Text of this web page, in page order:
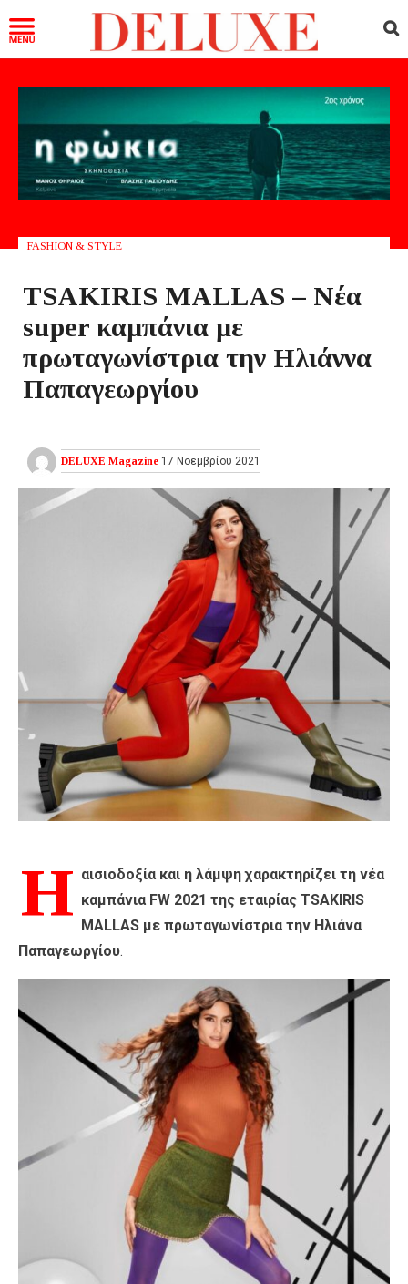
FASHION & STYLE
TSAKIRIS MALLAS – Νέα
super καμπάνια με
πρωταγωνίστρια την Ηλιάννα
Παπαγεωργίου
DELUXE Magazine 17 Νοεμβρίου 2021
Η αισιοδοξία και η λάμψη χαρακτηρίζει τη νέα
καμπάνια FW 2021 της εταιρίας TSAKIRIS
MALLAS με πρωταγωνίστρια την Ηλιάνα
Παπαγεωργίου.